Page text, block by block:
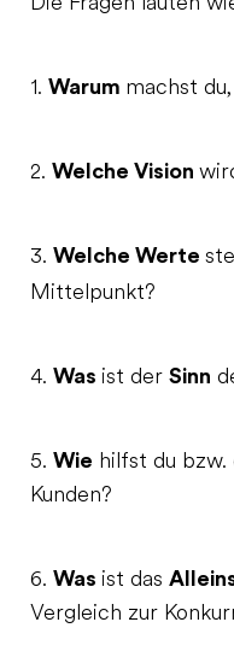
1. Warum machst
2. Welche Vision
3. Welche Werte
Mittelpunkt?
4. Was ist der Sinn
5. Wie hilfst du
Kunden?
6. Was ist das
Vergleich zur